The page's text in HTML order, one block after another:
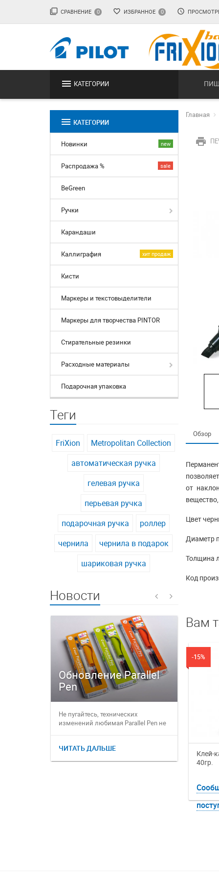
filter_none СРАВНЕНИЕ 0 favorite_border ИЗБРАННОЕ 0 access_time
menu КАТЕГОРИИ
menu КАТЕГОРИИ
new
Новинки
sale
Распродажа %
BeGreen
Ручки
Карандаши
хит продаж
Каллиграфия
Кисти
Маркеры и текстовыделители
Маркеры для творчества PINTOR
Стирательные резинки
Расходные материалы
Подарочная упаковка
Теги
FriXion
Metropolitan Collection
автоматическая ручка
гелевая ручка
перьевая ручка
подарочная ручка
роллер
чернила
чернила в подарок
шариковая ручка
Новости
Обновление Parallel
Pen
Не пугайтесь, технических
изменений любимая Parallel Pen не
ЧИТАТЬ ДАЛЬШЕ
Друзья!
влияние
Главная
print
Обзор
от
Цвет
Диаметр
Толщина
Код
Вам
-15%
Клей-
40гр.